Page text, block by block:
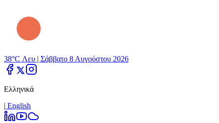
38°C Λευ | Σάββατο 8 Αυγούστου 2026
Ελληνικά
| Εnglish